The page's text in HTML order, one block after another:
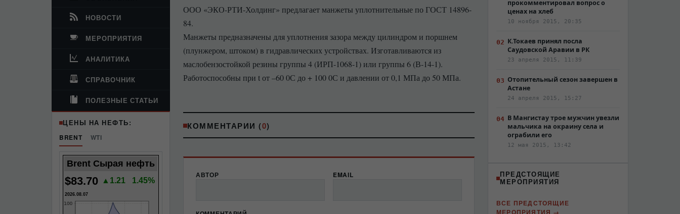
НОВОСТИ
МЕРОПРИЯТИЯ
АНАЛИТИКА
СПРАВОЧНИК
ПОЛЕЗНЫЕ СТАТЬИ
ЦЕНЫ НА НЕФТЬ:
BRENT
WTI
Brent Сырая нефть
$83.70 ▲1.21 1.45%
2026.08.07
ООО «ЭКО-РТИ-Холдинг» предлагает манжеты уплотнительные по ГОСТ 14896-
84.
Манжеты предназначены для уплотнения зазора между цилиндром и поршнем
(плунжером, штоком) в гидравлических устройствах. Изготавливаются из
маслобензостойкой резины группы 4 (ИРП-1068-1) или группы 6 (В-14-1).
Работоспособны при t от –60 0С до + 100 0С и давлении от 0,1 МПа до 50 МПа.
КОММЕНТАРИИ (0)
АВТОР EMAIL
прокомментировал вопрос о
ценах на хлеб
10 ноября 2015, 20:35
К.Токаев принял посла
Саудовской Аравии в РК
23 апреля 2015, 11:39
Отопительный сезон завершен в
Астане
24 апреля 2015, 15:27
В Мангистау трое мужчин увезли
мальчика на окраину села и
ограбили его
12 мая 2015, 13:42
ПРЕДСТОЯЩИЕ
МЕРОПРИЯТИЯ
ВСЕ ПРЕДСТОЯЩИЕ
МЕРОПРИЯТИЯ